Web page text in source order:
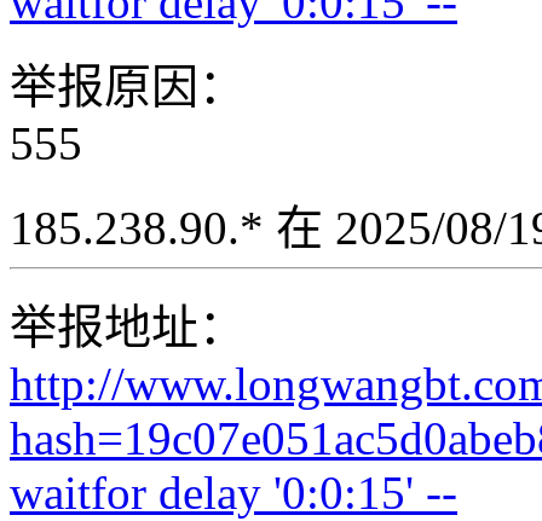
举报原因：
555
185.238.90.* 在 2025/08/
举报地址：
http://
waitfor delay '0:0:15' --